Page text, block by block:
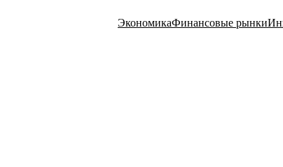
ЭкономикаФинансовые рынки